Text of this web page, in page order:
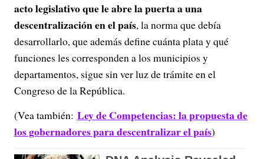
acto legislativo que le abre la puerta a una
descentralización en el país, la norma que debía
desarrollarlo, que además define cuánta plata y qué
funciones les corresponden a los municipios y
departamentos, sigue sin ver luz de trámite en el
Congreso de la República.
(Vea también: Ley de Competencias: la propuesta de
los gobernadores para descentralizar el país)